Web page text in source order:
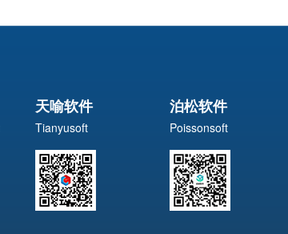
天喻软件
Tianyusoft
泊松软件
Poissonsoft